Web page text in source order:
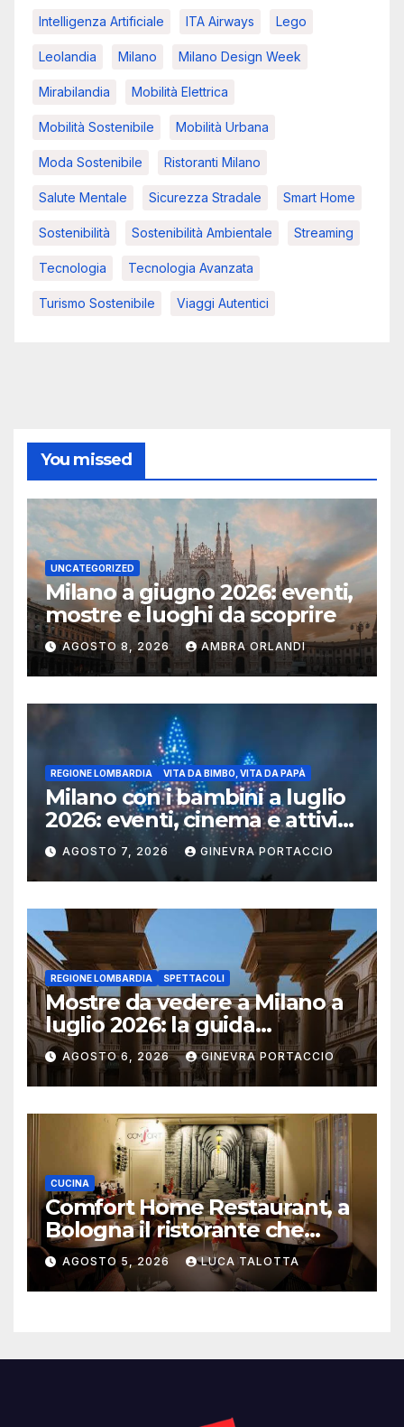
Intelligenza Artificiale ITA Airways Lego
Leolandia Milano Milano Design Week
Mirabilandia Mobilità Elettrica
Mobilità Sostenibile Mobilità Urbana
Moda Sostenibile Ristoranti Milano
Salute Mentale Sicurezza Stradale Smart Home
Sostenibilità Sostenibilità Ambientale Streaming
Tecnologia Tecnologia Avanzata
Turismo Sostenibile Viaggi Autentici
You missed
UNCATEGORIZED
Milano a giugno 2026: eventi,
mostre e luoghi da scoprire
AGOSTO 8, 2026 AMBRA ORLANDI
REGIONE LOMBARDIA VITA DA BIMBO, VITA DA PAPÀ
Milano con i bambini a luglio
2026: eventi, cinema e attività
per famiglie
AGOSTO 7, 2026 GINEVRA PORTACCIO
REGIONE LOMBARDIA SPETTACOLI
Mostre da vedere a Milano a
luglio 2026: la guida
aggiornata
AGOSTO 6, 2026 GINEVRA PORTACCIO
CUCINA
Comfort Home Restaurant, a
Bologna il ristorante che
trasforma l’ospitalità in
un’esperienza di casa
AGOSTO 5, 2026 LUCA TALOTTA